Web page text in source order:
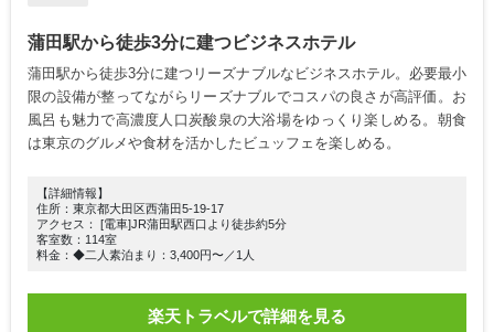
蒲田駅から徒歩3分に建つビジネスホテル
蒲田駅から徒歩3分に建つリーズナブルなビジネスホテル。必要最小
限の設備が整ってながらリーズナブルでコスパの良さが高評価。お
風呂も魅力で高濃度人口炭酸泉の大浴場をゆっくり楽しめる。朝食
は東京のグルメや食材を活かしたビュッフェを楽しめる。
【詳細情報】
住所：東京都大田区西蒲田5-19-17
アクセス： [電車]JR蒲田駅西口より徒歩約5分
客室数：114室
料金：◆二人素泊まり：3,400円〜／1人
楽天トラベルで詳細を見る